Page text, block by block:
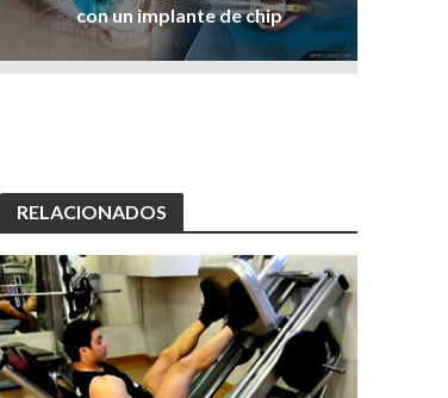
con un implante de chip
RELACIONADOS